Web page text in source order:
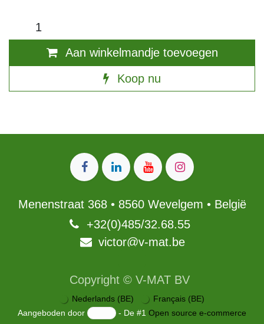
Aan winkelmandje toevoegen
Koop nu
Menenstraat 368 • 8560 Wevelgem • België
+32(0)485/32.68.55 ​
victor@v-mat.be
Copyright © V-MAT BV
Nederlands (BE)
Français (BE)
Aangeboden door
- De #1 Open source e-commerce